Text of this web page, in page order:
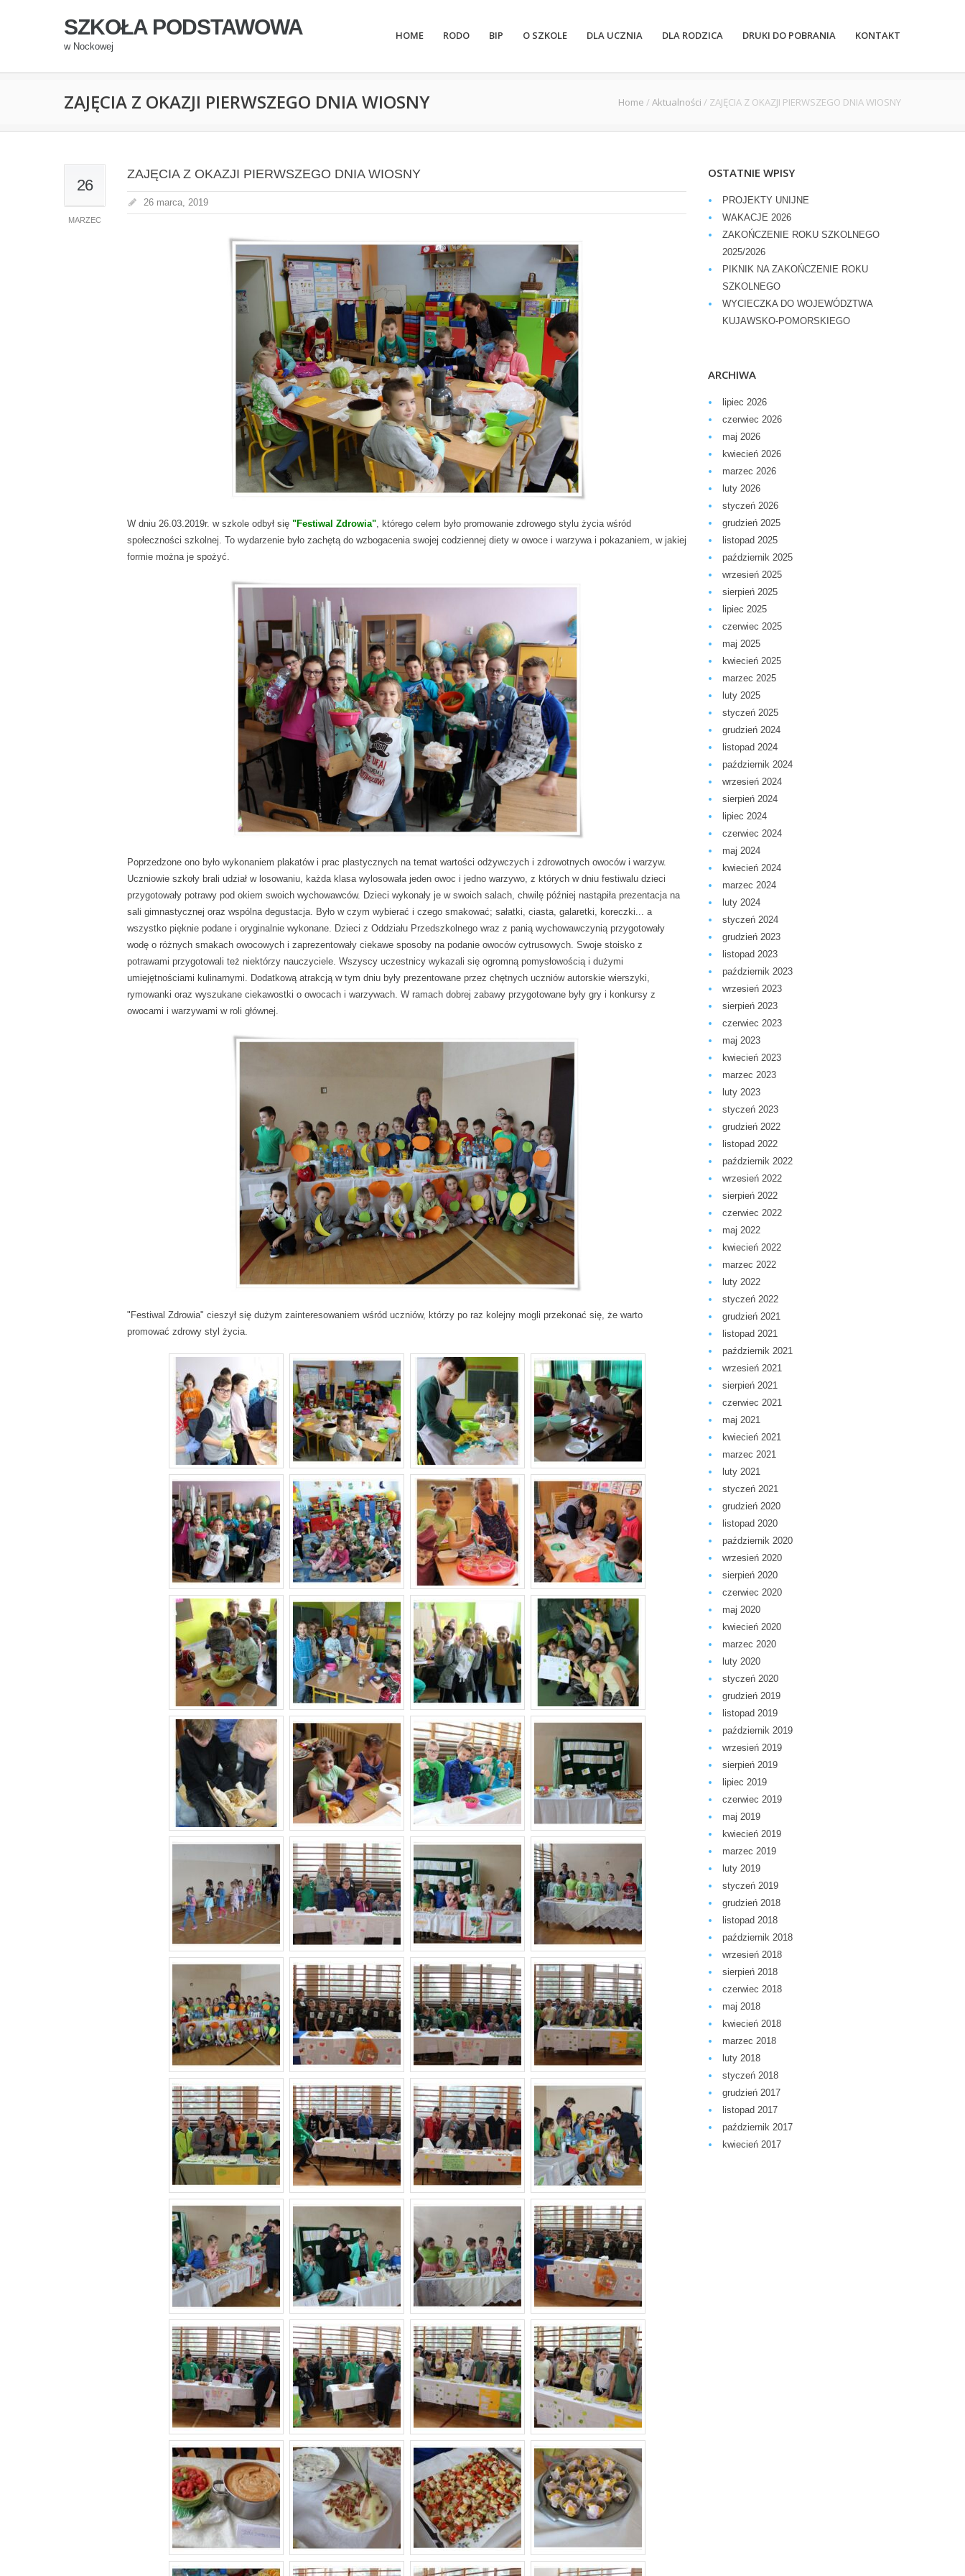
SZKOŁA PODSTAWOWA
w Nockowej
HOME RODO BIP O SZKOLE DLA UCZNIA DLA RODZICA DRUKI DO POBRANIA KONTAKT
ZAJĘCIA Z OKAZJI PIERWSZEGO DNIA WIOSNY Home / Aktualności / ZAJĘCIA Z OKAZJI PIERWSZEGO DNIA WIOSNY
26
MARZEC
ZAJĘCIA Z OKAZJI PIERWSZEGO DNIA WIOSNY
26 marca, 2019
W dniu 26.03.2019r. w szkole odbył się "Festiwal Zdrowia" , którego celem było promowanie zdrowego stylu życia wśród
społeczności szkolnej. To wydarzenie było zachętą do wzbogacenia swojej codziennej diety w owoce i warzywa i pokazaniem, w jakiej
formie można je spożyć.
Poprzedzone ono było wykonaniem plakatów i prac plastycznych na temat wartości odżywczych i zdrowotnych owoców i warzyw.
Uczniowie szkoły brali udział w losowaniu, każda klasa wylosowała jeden owoc i jedno warzywo, z których w dniu festiwalu dzieci
przygotowały potrawy pod okiem swoich wychowawców. Dzieci wykonały je w swoich salach, chwilę później nastąpiła prezentacja na
sali gimnastycznej oraz wspólna degustacja. Było w czym wybierać i czego smakować; sałatki, ciasta, galaretki, koreczki... a
wszystko pięknie podane i oryginalnie wykonane. Dzieci z Oddziału Przedszkolnego wraz z panią wychowawczynią przygotowały
wodę o różnych smakach owocowych i zaprezentowały ciekawe sposoby na podanie owoców cytrusowych. Swoje stoisko z
potrawami przygotowali też niektórzy nauczyciele. Wszyscy uczestnicy wykazali się ogromną pomysłowością i dużymi
umiejętnościami kulinarnymi. Dodatkową atrakcją w tym dniu były prezentowane przez chętnych uczniów autorskie wierszyki,
rymowanki oraz wyszukane ciekawostki o owocach i warzywach. W ramach dobrej zabawy przygotowane były gry i konkursy z
owocami i warzywami w roli głównej.
"Festiwal Zdrowia" cieszył się dużym zainteresowaniem wśród uczniów, którzy po raz kolejny mogli przekonać się, że warto
promować zdrowy styl życia.
OSTATNIE WPISY
PROJEKTY UNIJNE
WAKACJE 2026
ZAKOŃCZENIE ROKU SZKOLNEGO
2025/2026
PIKNIK NA ZAKOŃCZENIE ROKU
SZKOLNEGO
WYCIECZKA DO WOJEWÓDZTWA
KUJAWSKO-POMORSKIEGO
ARCHIWA
lipiec 2026
czerwiec 2026
maj 2026
kwiecień 2026
marzec 2026
luty 2026
styczeń 2026
grudzień 2025
listopad 2025
październik 2025
wrzesień 2025
sierpień 2025
lipiec 2025
czerwiec 2025
maj 2025
kwiecień 2025
marzec 2025
luty 2025
styczeń 2025
grudzień 2024
listopad 2024
październik 2024
wrzesień 2024
sierpień 2024
lipiec 2024
czerwiec 2024
maj 2024
kwiecień 2024
marzec 2024
luty 2024
styczeń 2024
grudzień 2023
listopad 2023
październik 2023
wrzesień 2023
sierpień 2023
czerwiec 2023
maj 2023
kwiecień 2023
marzec 2023
luty 2023
styczeń 2023
grudzień 2022
listopad 2022
październik 2022
wrzesień 2022
sierpień 2022
czerwiec 2022
maj 2022
kwiecień 2022
marzec 2022
luty 2022
styczeń 2022
grudzień 2021
listopad 2021
październik 2021
wrzesień 2021
sierpień 2021
czerwiec 2021
maj 2021
kwiecień 2021
marzec 2021
luty 2021
styczeń 2021
grudzień 2020
listopad 2020
październik 2020
wrzesień 2020
sierpień 2020
czerwiec 2020
maj 2020
kwiecień 2020
marzec 2020
luty 2020
styczeń 2020
grudzień 2019
listopad 2019
październik 2019
wrzesień 2019
sierpień 2019
lipiec 2019
czerwiec 2019
maj 2019
kwiecień 2019
marzec 2019
luty 2019
styczeń 2019
grudzień 2018
listopad 2018
październik 2018
wrzesień 2018
sierpień 2018
czerwiec 2018
maj 2018
kwiecień 2018
marzec 2018
luty 2018
styczeń 2018
grudzień 2017
listopad 2017
październik 2017
kwiecień 2017